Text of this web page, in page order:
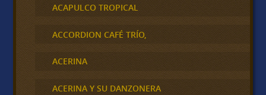
ACAPULCO TROPICAL
ACCORDION CAFÉ TRÍO,
ACERINA
ACERINA Y SU DANZONERA